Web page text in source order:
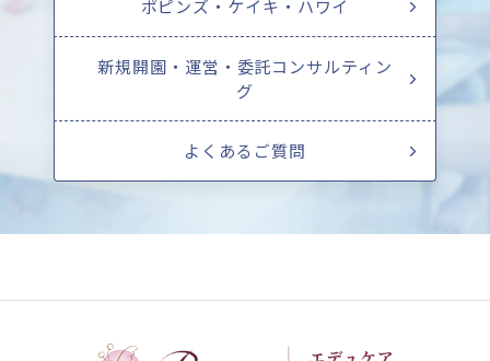
ポピンズ・ケイキ・ハワイ
新規開園・運営・委託コンサルティン
グ
よくあるご質問